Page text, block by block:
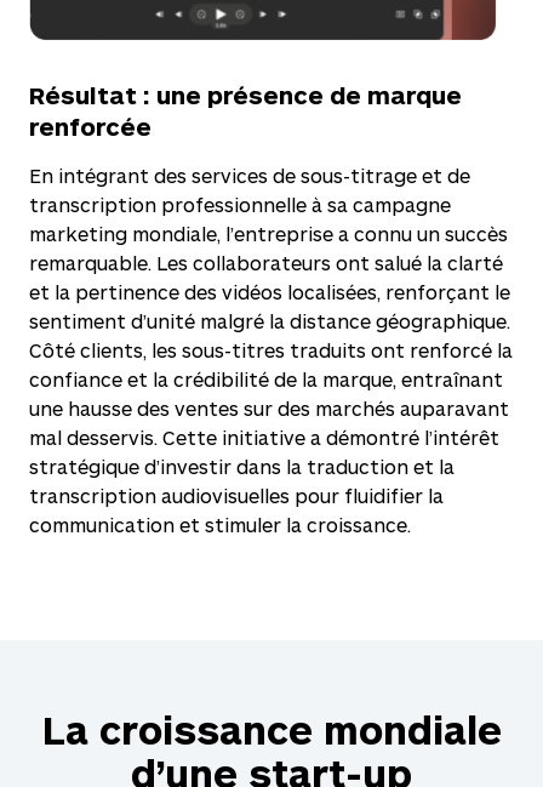
Résultat : une présence de marque
renforcée
En intégrant des services de sous-titrage et de
transcription professionnelle à sa campagne
marketing mondiale, l’entreprise a connu un succès
remarquable. Les collaborateurs ont salué la clarté
et la pertinence des vidéos localisées, renforçant le
sentiment d’unité malgré la distance géographique.
Côté clients, les sous-titres traduits ont renforcé la
confiance et la crédibilité de la marque, entraînant
une hausse des ventes sur des marchés auparavant
mal desservis. Cette initiative a démontré l’intérêt
stratégique d’investir dans la traduction et la
transcription audiovisuelles pour fluidifier la
communication et stimuler la croissance.
La croissance mondiale
d’une start-up